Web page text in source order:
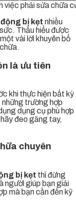
việc phải sửa chữa
bị kẹt nhiều
Thấu hiểu được
vài lời khuyên bổ
là ưu tiên
khi thực hiện bất kỳ
trường hợp
dụng cụ phù hợp
đeo găng tay,
chuyên
bị kẹt thì đừng
người giúp bạn giải
mà bạn cần đến kỹ